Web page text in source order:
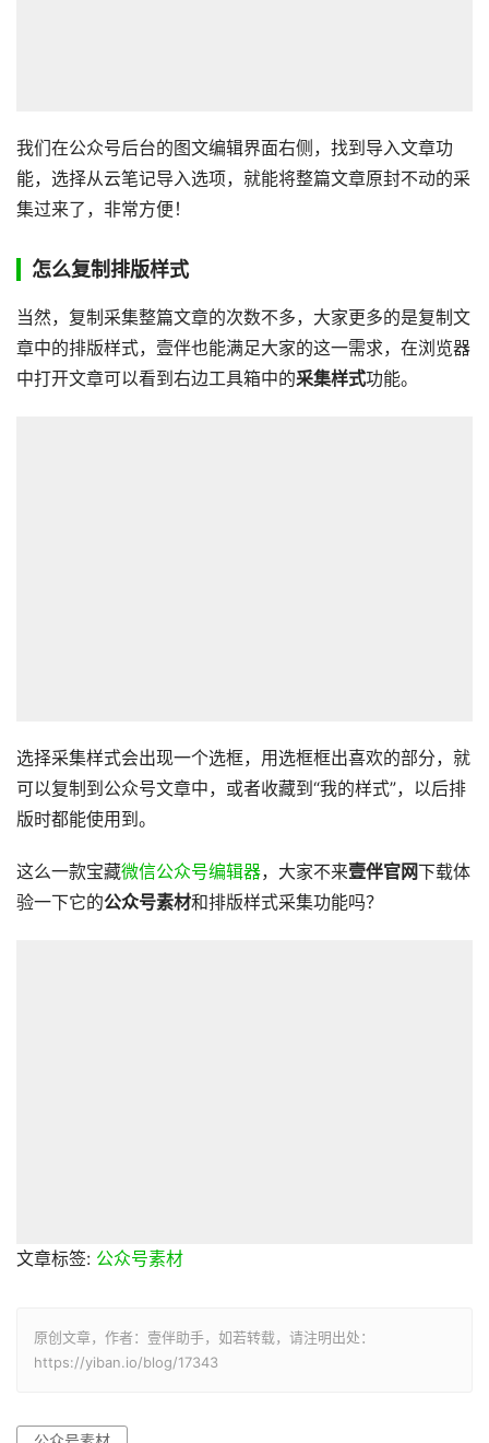
我们在公众号后台的图文编辑界面右侧，找到导入文章功
能，选择从云笔记导入选项，就能将整篇文章原封不动的采
集过来了，非常方便！
怎么复制排版样式
当然，复制采集整篇文章的次数不多，大家更多的是复制文
章中的排版样式，壹伴也能满足大家的这一需求，在浏览器
中打开文章可以看到右边工具箱中的采集样式功能。
选择采集样式会出现一个选框，用选框框出喜欢的部分，就
可以复制到公众号文章中，或者收藏到“我的样式”，以后排
版时都能使用到。
这么一款宝藏微信公众号编辑器，大家不来壹伴官网下载体
验一下它的公众号素材和排版样式采集功能吗？
文章标签: 公众号素材
原创文章，作者：壹伴助手，如若转载，请注明出处：
https://yiban.io/blog/17343